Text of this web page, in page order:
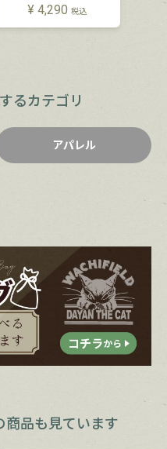
¥ 4,290 税込
るカテゴリ
アパレル
商品も見ています